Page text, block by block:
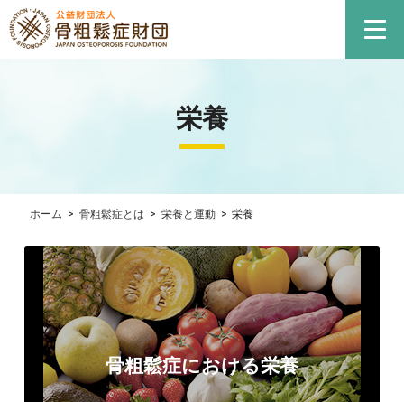
栄養
ホーム > 骨粗鬆症とは > 栄養と運動 > 栄養
骨粗鬆症における栄養